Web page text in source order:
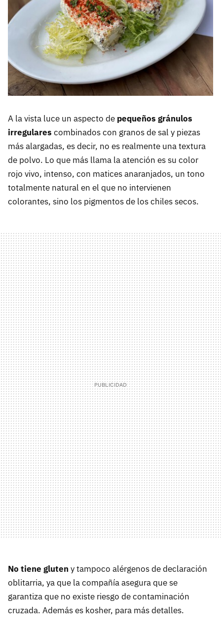
A la vista luce un aspecto de pequeños gránulos
irregulares combinados con granos de sal y piezas
más alargadas, es decir, no es realmente una textura
de polvo. Lo que más llama la atención es su color
rojo vivo, intenso, con matices anaranjados, un tono
totalmente natural en el que no intervienen
colorantes, sino los pigmentos de los chiles secos.
No tiene gluten y tampoco alérgenos de declaración
oblitarria, ya que la compañía asegura que se
garantiza que no existe riesgo de contaminación
cruzada. Además es kosher, para más detalles.